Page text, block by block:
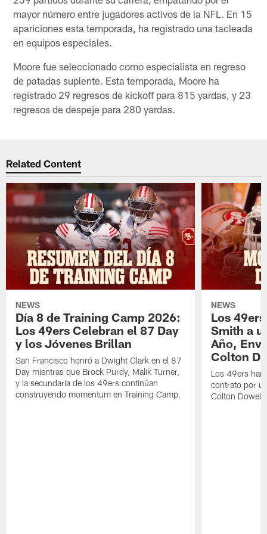
mayor número entre jugadores activos de la NFL. En 15
apariciones esta temporada, ha registrado una tacleada
en equipos especiales.
Moore fue seleccionado como especialista en regreso
de patadas suplente. Esta temporada, Moore ha
registrado 29 regresos de kickoff para 815 yardas, y 23
regresos de despeje para 280 yardas.
Related Content
NEWS
Día 8 de Training Camp 2026:
Los 49ers Celebran el 87 Day
y los Jóvenes Brillan
San Francisco honró a Dwight Clark en el 87
Day mientras que Brock Purdy, Malik Turner,
y la secundaria de los 49ers continúan
construyendo momentum en Training Camp.
NEWS
Los
Smith a
Año,
Colton
Los 49ers
contrato por
Colton Dowell.